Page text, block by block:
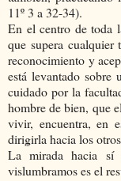
11º 3 a 32-34).
En el centro de toda
que supera cualquier
reconocimiento y
está levantado sobre
cuidado por la
hombre de bien, que
vivir, encuentra, en
dirigirla hacia los
La mirada hacia sí
vislumbramos es el